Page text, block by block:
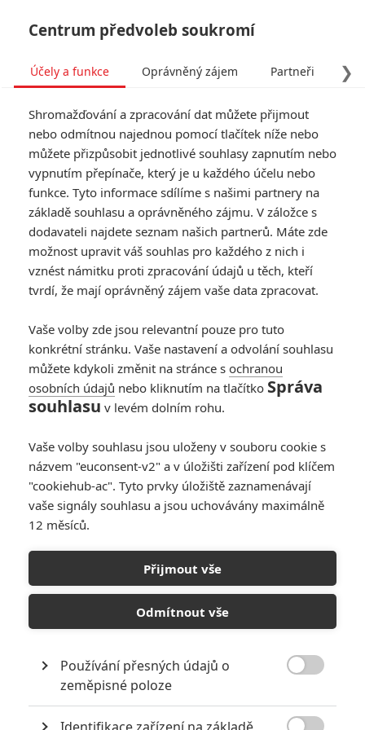
Pacific Rim 2: Nová
upoutávka odhalila zásadní
zvrat
Napsal:Petr Slavík - (Anarvin), 05.12.2017 14:39
Smash! | 2017-12-07 14:12:36 | 0
pbd - Namachrovaný blbecek? Ješte ze nejste hercem vy
sám, to by byli panecku ohleduplné názory.
pbd| 2017-12-07 09:14:33 | 0 0
Je v tom trošku bordel no. Ale na mě osobně Charlie
který neumí hrát ani za pendrek, takže já su happy.
David007: Absence Charlieho Hunnama dost možná mimo
jiné souvisí i se změnou na postu režiséra, protože co vím,
Hunnama a del Toro jsou dost dobří přátelé (Hunnam
dokonce prý kvůli slibu, že bude hrát v del Torově hororu
Centrum předvoleb soukromí
❯
Účely a funkce Oprávněný zájem Partneři
Shromažďování a zpracování dat můžete přijmout
nebo odmítnou najednou pomocí tlačítek níže nebo
můžete přizpůsobit jednotlivé souhlasy zapnutím nebo
vypnutím přepínače, který je u každého účelu nebo
funkce. Tyto informace sdílíme s našimi partnery na
základě souhlasu a oprávněného zájmu. V záložce s
dodavateli najdete seznam našich partnerů. Máte zde
možnost upravit váš souhlas pro každého z nich i
vznést námitku proti zpracování údajů u těch, kteří
tvrdí, že mají oprávněný zájem vaše data zpracovat.
Vaše volby zde jsou relevantní pouze pro tuto
konkrétní stránku. Vaše nastavení a odvolání souhlasu
můžete kdykoli změnit na stránce s ochranou
osobních údajů nebo kliknutím na tlačítko Správa
souhlasu v levém dolním rohu.
Vaše volby souhlasu jsou uloženy v souboru cookie s
názvem "euconsent-v2" a v úložišti zařízení pod klíčem
"cookiehub-ac". Tyto prvky úložiště zaznamenávají
vaše signály souhlasu a jsou uchovávány maximálně
12 měsíců.
Přijmout vše
Odmítnout vše
Používání přesných údajů o
zeměpisné poloze